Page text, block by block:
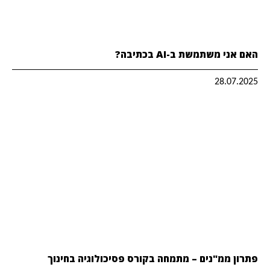
האם אני משתמשת ב-AI בכתיבה?
28.07.2025
פתרון ממ"נים – מתמחה בקורס פסיכולוגיה בחינוך